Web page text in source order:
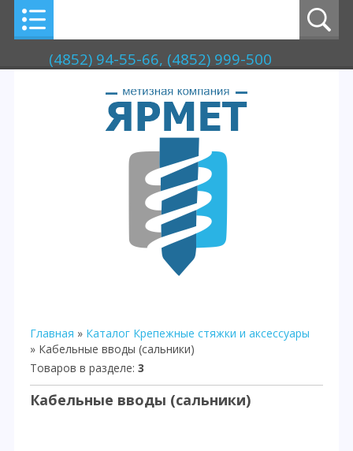
(4852) 94-55-66, (4852) 999-500
Главная » Каталог Крепежные стяжки и аксессуары
» Кабельные вводы (сальники)
Товаров в разделе: 3
Кабельные вводы (сальники)